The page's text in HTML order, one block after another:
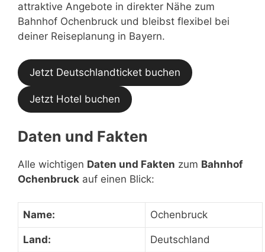
attraktive Angebote in direkter Nähe zum
Bahnhof Ochenbruck und bleibst flexibel bei
deiner Reiseplanung in Bayern.
Jetzt Deutschlandticket buchen
Jetzt Hotel buchen
Daten und Fakten
Alle wichtigen Daten und Fakten zum Bahnhof
Ochenbruck auf einen Blick:
Name: Ochenbruck
Land: Deutschland